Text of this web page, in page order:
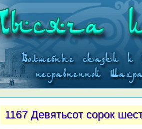
1167 Девятьсот сорок